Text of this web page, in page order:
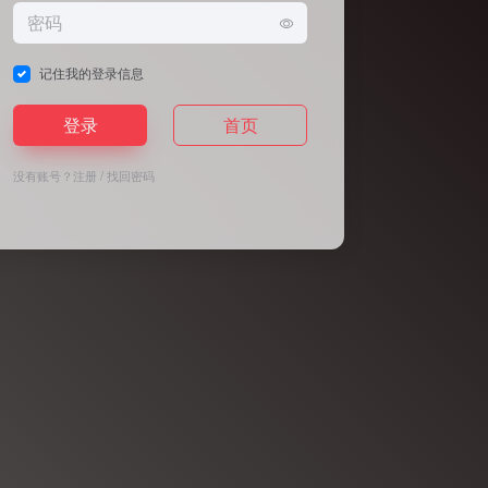
记住我的登录信息
登录 首页
没有账号？ 注册 /找回密码